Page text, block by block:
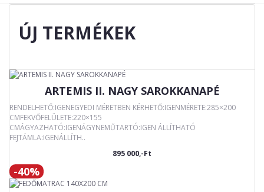
ÚJ TERMÉKEK
ARTEMIS II. NAGY SAROKKANAPÉ
RENDELHETŐ:IGENEGYEDI MÉRETBEN KÉRHETŐ:IGENMÉRETE:285×200
CMFEKVŐFELÜLETE:220×155
CMÁGYAZHATÓ:IGENÁGYNEMŰTARTÓ:IGEN ÁLLÍTHATÓ
FEJTÁMLA:IGENÁLLÍTH..
895 000,-Ft
-40%